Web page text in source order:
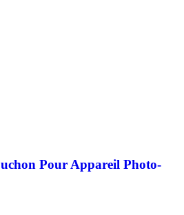
Pour Appareil Photo-